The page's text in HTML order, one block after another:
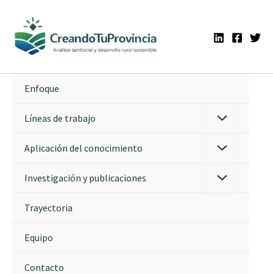
contenido
Enfoque
Líneas de trabajo
Aplicación del conocimiento
Investigación y publicaciones
Trayectoria
Equipo
Contacto